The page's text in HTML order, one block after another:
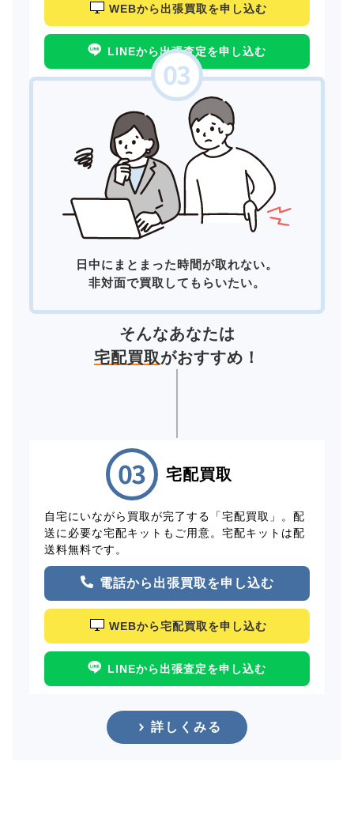
WEBから出張買取を申し込む
LINEから出張査定を申し込む
日中にまとまった時間が取れない。
非対面で買取してもらいたい。
そんなあなたは
宅配買取がおすすめ！
宅配買取
自宅にいながら買取が完了する「宅配買取」。配
送に必要な宅配キットもご用意。宅配キットは配
送料無料です。
電話から出張買取を申し込む
WEBから宅配買取を申し込む
LINEから出張査定を申し込む
詳しくみる